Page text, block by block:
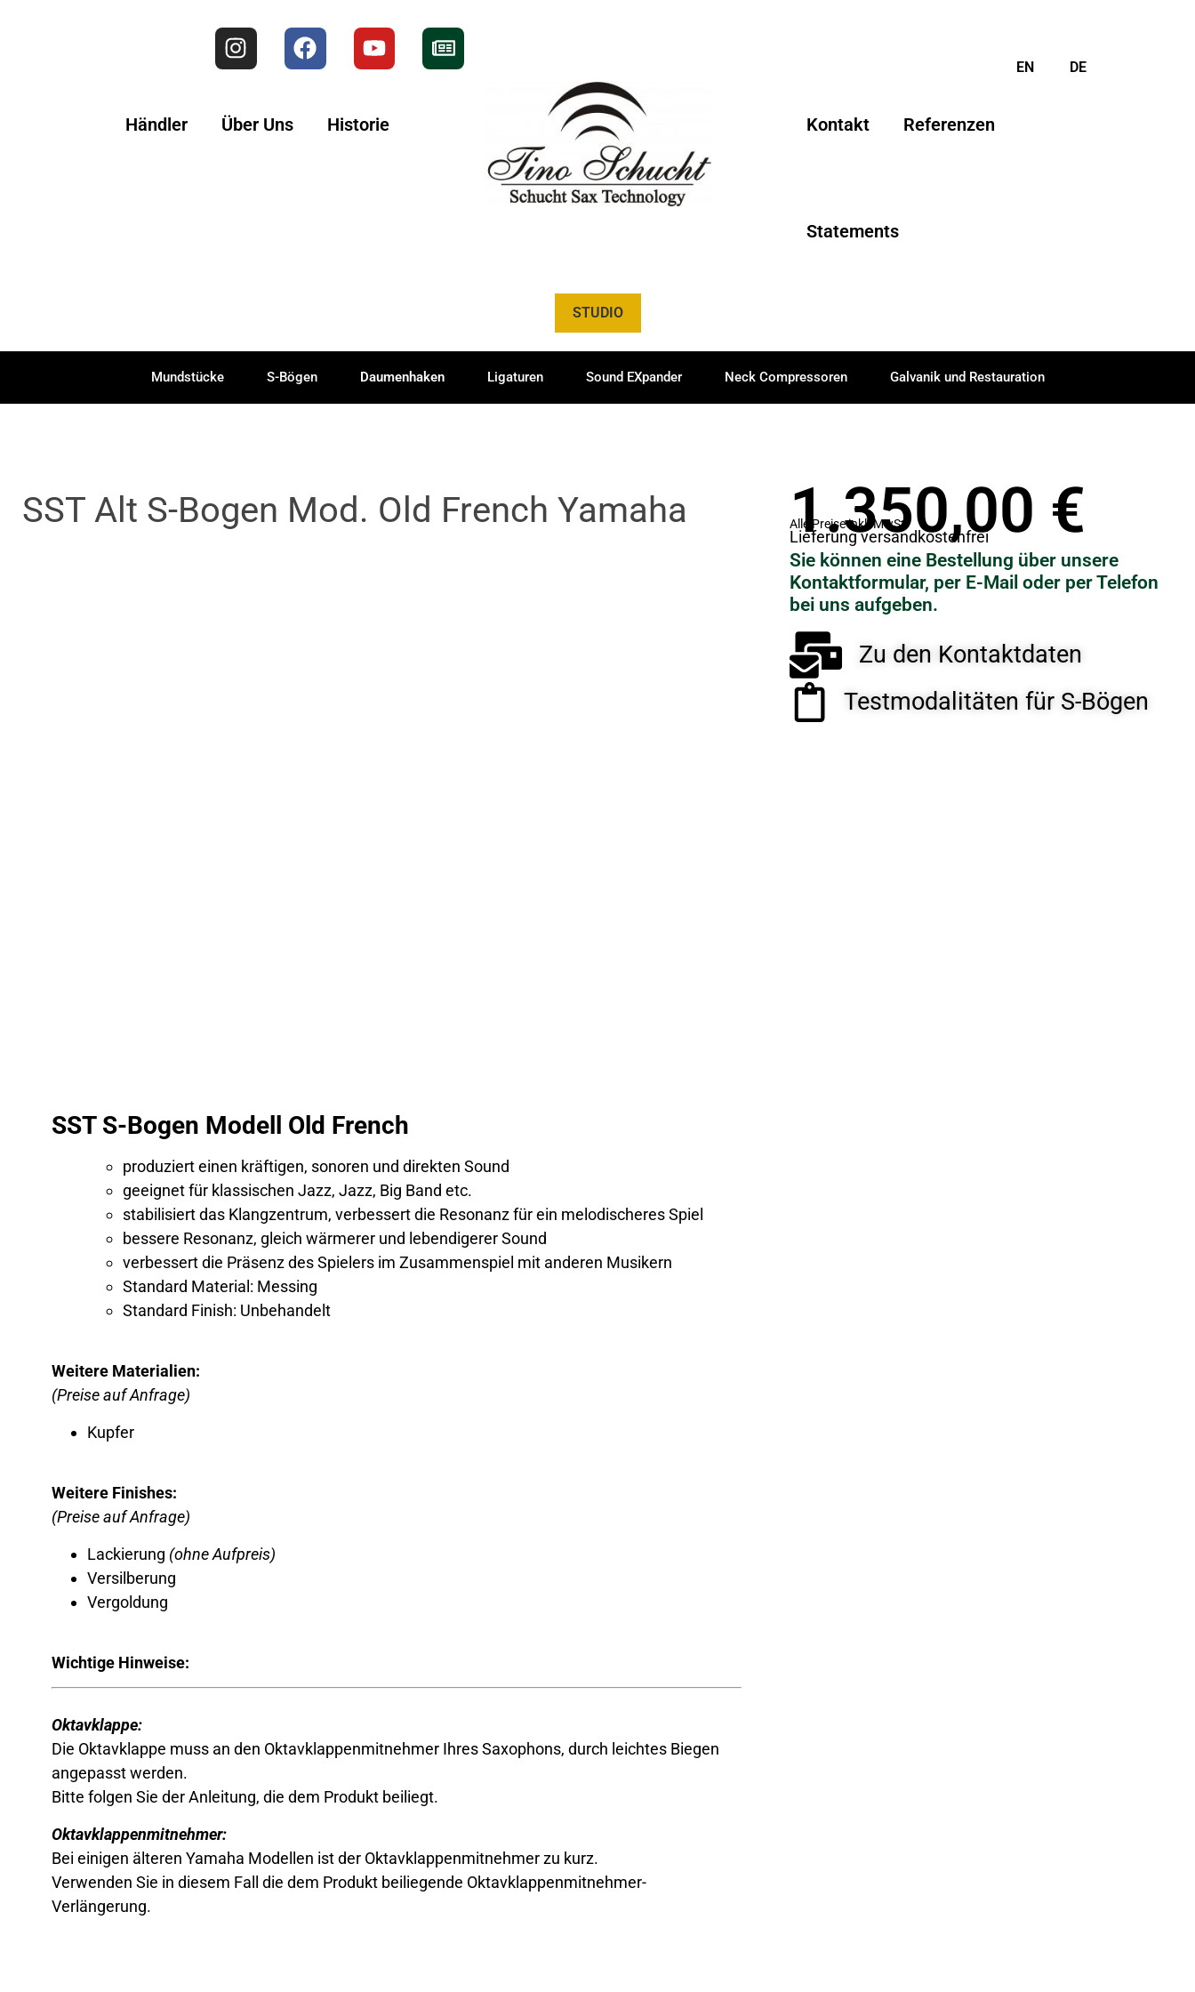
EN DE
Händler Über Uns Historie Kontakt Referenzen
Statements
STUDIO
Mundstücke S-Bögen Daumenhaken Ligaturen Sound EXpander Neck Compressoren Galvanik und Restauration
SST Alt S-Bogen Mod. Old French Yamaha
SST S-Bogen Modell Old French
produziert einen kräftigen, sonoren und direkten Sound
geeignet für klassischen Jazz, Jazz, Big Band etc.
stabilisiert das Klangzentrum, verbessert die Resonanz für ein melodischeres Spiel
bessere Resonanz, gleich wärmerer und lebendigerer Sound
verbessert die Präsenz des Spielers im Zusammenspiel mit anderen Musikern
Standard Material: Messing
Standard Finish: Unbehandelt
Weitere Materialien:
(Preise auf Anfrage)
Kupfer
Weitere Finishes:
(Preise auf Anfrage)
Lackierung (ohne Aufpreis)
Versilberung
Vergoldung
Wichtige Hinweise:
Oktavklappe:
Die Oktavklappe muss an den Oktavklappenmitnehmer Ihres Saxophons, durch leichtes Biegen
angepasst werden.
Bitte folgen Sie der Anleitung, die dem Produkt beiliegt.
Oktavklappenmitnehmer:
Bei einigen älteren Yamaha Modellen ist der Oktavklappenmitnehmer zu kurz.
Verwenden Sie in diesem Fall die dem Produkt beiliegende Oktavklappenmitnehmer-
Verlängerung.
1.350,00 €
Alle Preise inkl. MwSt.
Lieferung versandkostenfrei
Sie können eine Bestellung über unsere
Kontaktformular, per E-Mail oder per Telefon
bei uns aufgeben.
Zu den Kontaktdaten
Testmodalitäten für S-Bögen